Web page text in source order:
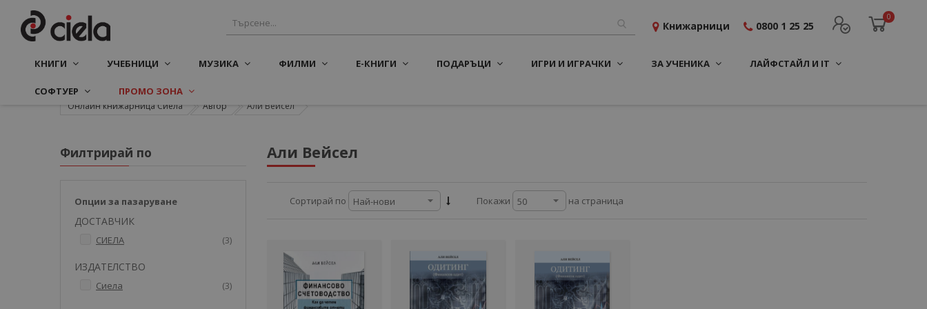
0
Книжарници 0800 1 25 25
КНИГИ УЧЕБНИЦИ МУЗИКА ФИЛМИ Е-КНИГИ ПОДАРЪЦИ ИГРИ И ИГРАЧКИ ЗА УЧЕНИКА ЛАЙФСТАЙЛ И IT
СОФТУЕР ПРОМО ЗОНА
Онлайн книжарница Сиела Автор Али Вейсел
Али Вейсел
Сортирай по Покажи на страница
Филтрирай по
Опции за пазаруване
ДОСТАВЧИК
СИЕЛА 3артикули
ИЗДАТЕЛСТВО
Сиела 3артикули